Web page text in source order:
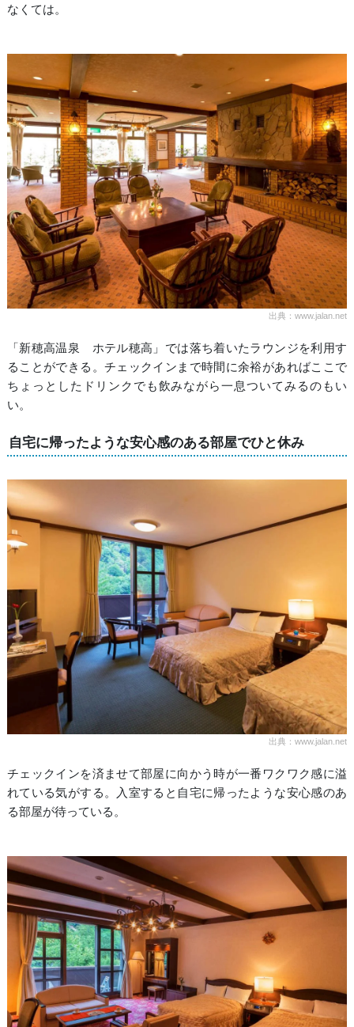
なくては。
出典：www.jalan.net
「新穂高温泉 ホテル穂高」では落ち着いたラウンジを利用す
ることができる。チェックインまで時間に余裕があればここで
ちょっとしたドリンクでも飲みながら一息ついてみるのもい
い。
自宅に帰ったような安心感のある部屋でひと休み
出典：www.jalan.net
チェックインを済ませて部屋に向かう時が一番ワクワク感に溢
れている気がする。入室すると自宅に帰ったような安心感のあ
る部屋が待っている。